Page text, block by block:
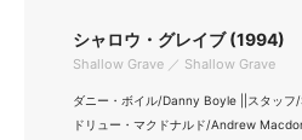
シャロウ・グレイブ (1994)
Shallow Grave ／ Shallow Grave
ダニー・ボイル/Danny Boyle ||スタッフ/
ドリュー・マクドナルド/Andrew